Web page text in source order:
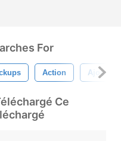
For
Action Ajouter
Ce